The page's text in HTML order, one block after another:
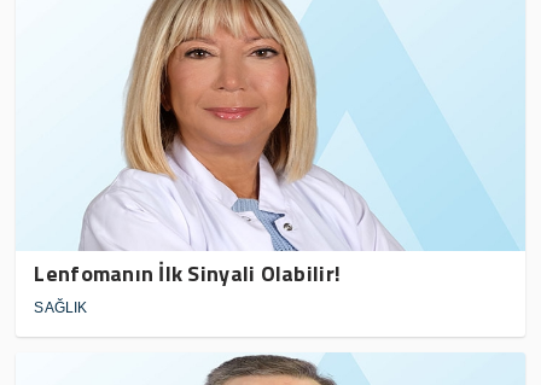
Lenfomanın İlk Sinyali Olabilir!
SAĞLIK